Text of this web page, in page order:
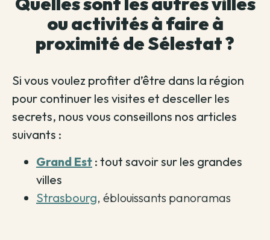
ou activités à faire à
proximité de Sélestat ?
Si vous voulez profiter d’être dans la région
pour continuer les visites et desceller les
secrets, nous vous conseillons nos articles
suivants :
Grand Est : tout savoir sur les grandes
villes
Strasbourg, éblouissants panoramas